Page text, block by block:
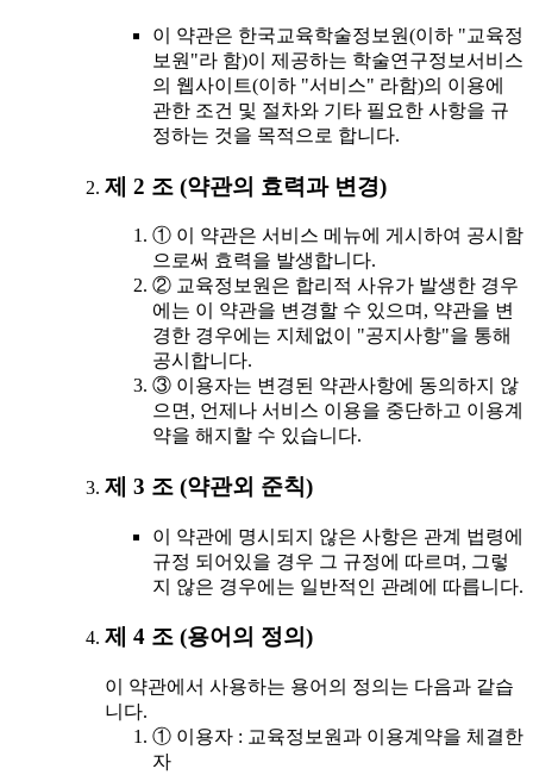
이 약관은 한국교육학술정보원(이하 "교육정
보원"라 함)이 제공하는 학술연구정보서비스
의 웹사이트(이하 "서비스" 라함)의 이용에
관한 조건 및 절차와 기타 필요한 사항을 규
정하는 것을 목적으로 합니다.
제 2 조 (약관의 효력과 변경)
① 이 약관은 서비스 메뉴에 게시하여 공시함
으로써 효력을 발생합니다.
② 교육정보원은 합리적 사유가 발생한 경우
에는 이 약관을 변경할 수 있으며, 약관을 변
경한 경우에는 지체없이 "공지사항"을 통해
공시합니다.
③ 이용자는 변경된 약관사항에 동의하지 않
으면, 언제나 서비스 이용을 중단하고 이용계
약을 해지할 수 있습니다.
제 3 조 (약관외 준칙)
이 약관에 명시되지 않은 사항은 관계 법령에
규정 되어있을 경우 그 규정에 따르며, 그렇
지 않은 경우에는 일반적인 관례에 따릅니다.
제 4 조 (용어의 정의)
이 약관에서 사용하는 용어의 정의는 다음과 같습
니다.
① 이용자 : 교육정보원과 이용계약을 체결한
자